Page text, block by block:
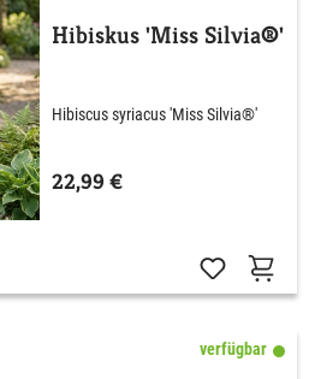
Hibiskus 'Miss Silvia®'
Hibiscus syriacus 'Miss Silvia®'
22,99 €
verfügbar